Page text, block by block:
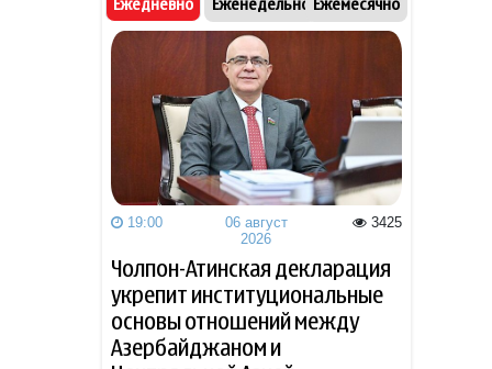
Трамп высмеял владельцев
электромобилей и сравнил
их с больными
15:02
Захарова обвинила
Навроцкого в «клинической
русофобии» после фразы о
«москалях»
NTV: Турция, Саудовская
Аравия и Пакистан
объединились в военный
альянс
14:41
Навроцкий высказался о
Ежедневно Еженедельно Ежемесячно
19:00
06 август
2026
3425
Чолпон-Атинская декларация
укрепит институциональные
основы отношений между
Азербайджаном и